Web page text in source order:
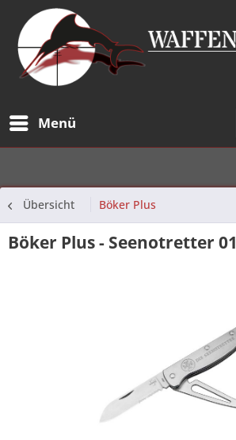
Menü
Übersicht Böker Plus
Böker Plus - Seenotretter 01